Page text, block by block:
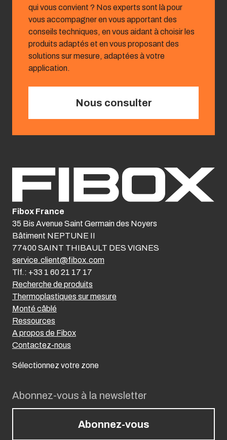
qui vous convient ? Nos experts sont là pour
vous accompagner en vous apportant des
conseils techniques, en vous aidant à choisir les
produits adaptés et en vous proposant des
solutions sur mesure, adaptées à votre
application.
Nous consulter
Abonnez-vous à la newsletter
Abonnez-vous
Recherche de produits
Thermoplastiques sur mesure
Monté câblé
Ressources
A propos de Fibox
Contactez-nous
Sélectionnez votre zone
Fibox France
35 Bis Avenue Saint Germain des Noyers
Bâtiment NEPTUNE II
77400 SAINT THIBAULT DES VIGNES
service.client@fibox.com
Tlf.: +33 1 60 21 17 17